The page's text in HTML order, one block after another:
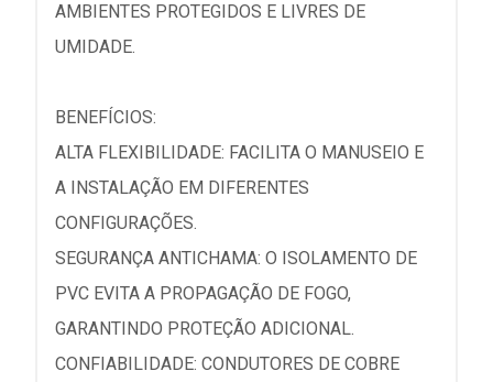
AMBIENTES PROTEGIDOS E LIVRES DE
UMIDADE.
BENEFÍCIOS:
ALTA FLEXIBILIDADE: FACILITA O MANUSEIO E
A INSTALAÇÃO EM DIFERENTES
CONFIGURAÇÕES.
SEGURANÇA ANTICHAMA: O ISOLAMENTO DE
PVC EVITA A PROPAGAÇÃO DE FOGO,
GARANTINDO PROTEÇÃO ADICIONAL.
CONFIABILIDADE: CONDUTORES DE COBRE